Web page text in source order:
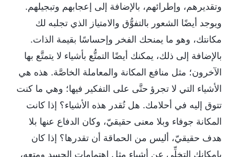
وتقديرهم، وإطرائهم، بالإضافة إلى إعجابهم وتبجيلهم.
ويوجد أيضًا الشعور بالتفوُّق والامتياز الذي تجلبه لك
مكانتك، وهو ما يمنحك الفخر وإحساسًا بقيمة الذات.
بالإضافة إلى ذلك، يمكنك أيضًا التمتُّع بأشياء لا يتمتَّع بها
الآخرون؛ مثل منافع المكانة والمعاملة الخاصَّة. هذه هي
الأشياء التي لا تجرؤ حتَّى على التفكير فيها؛ وهي ما كنت
تتوق إليه في أحلامك. هل تُقدر هذه الأشياء؟ إذا كانت
المكانة جوفاء وبلا معنى حقيقيّ، وكان الدفاع عنها بلا
هدف حقيقيّ، أليس من الحماقة أن تقدرها؟ إذا كان
بإمكانك التخلِّي عن أشياء مثل اهتمامات الجسد ومتعه،